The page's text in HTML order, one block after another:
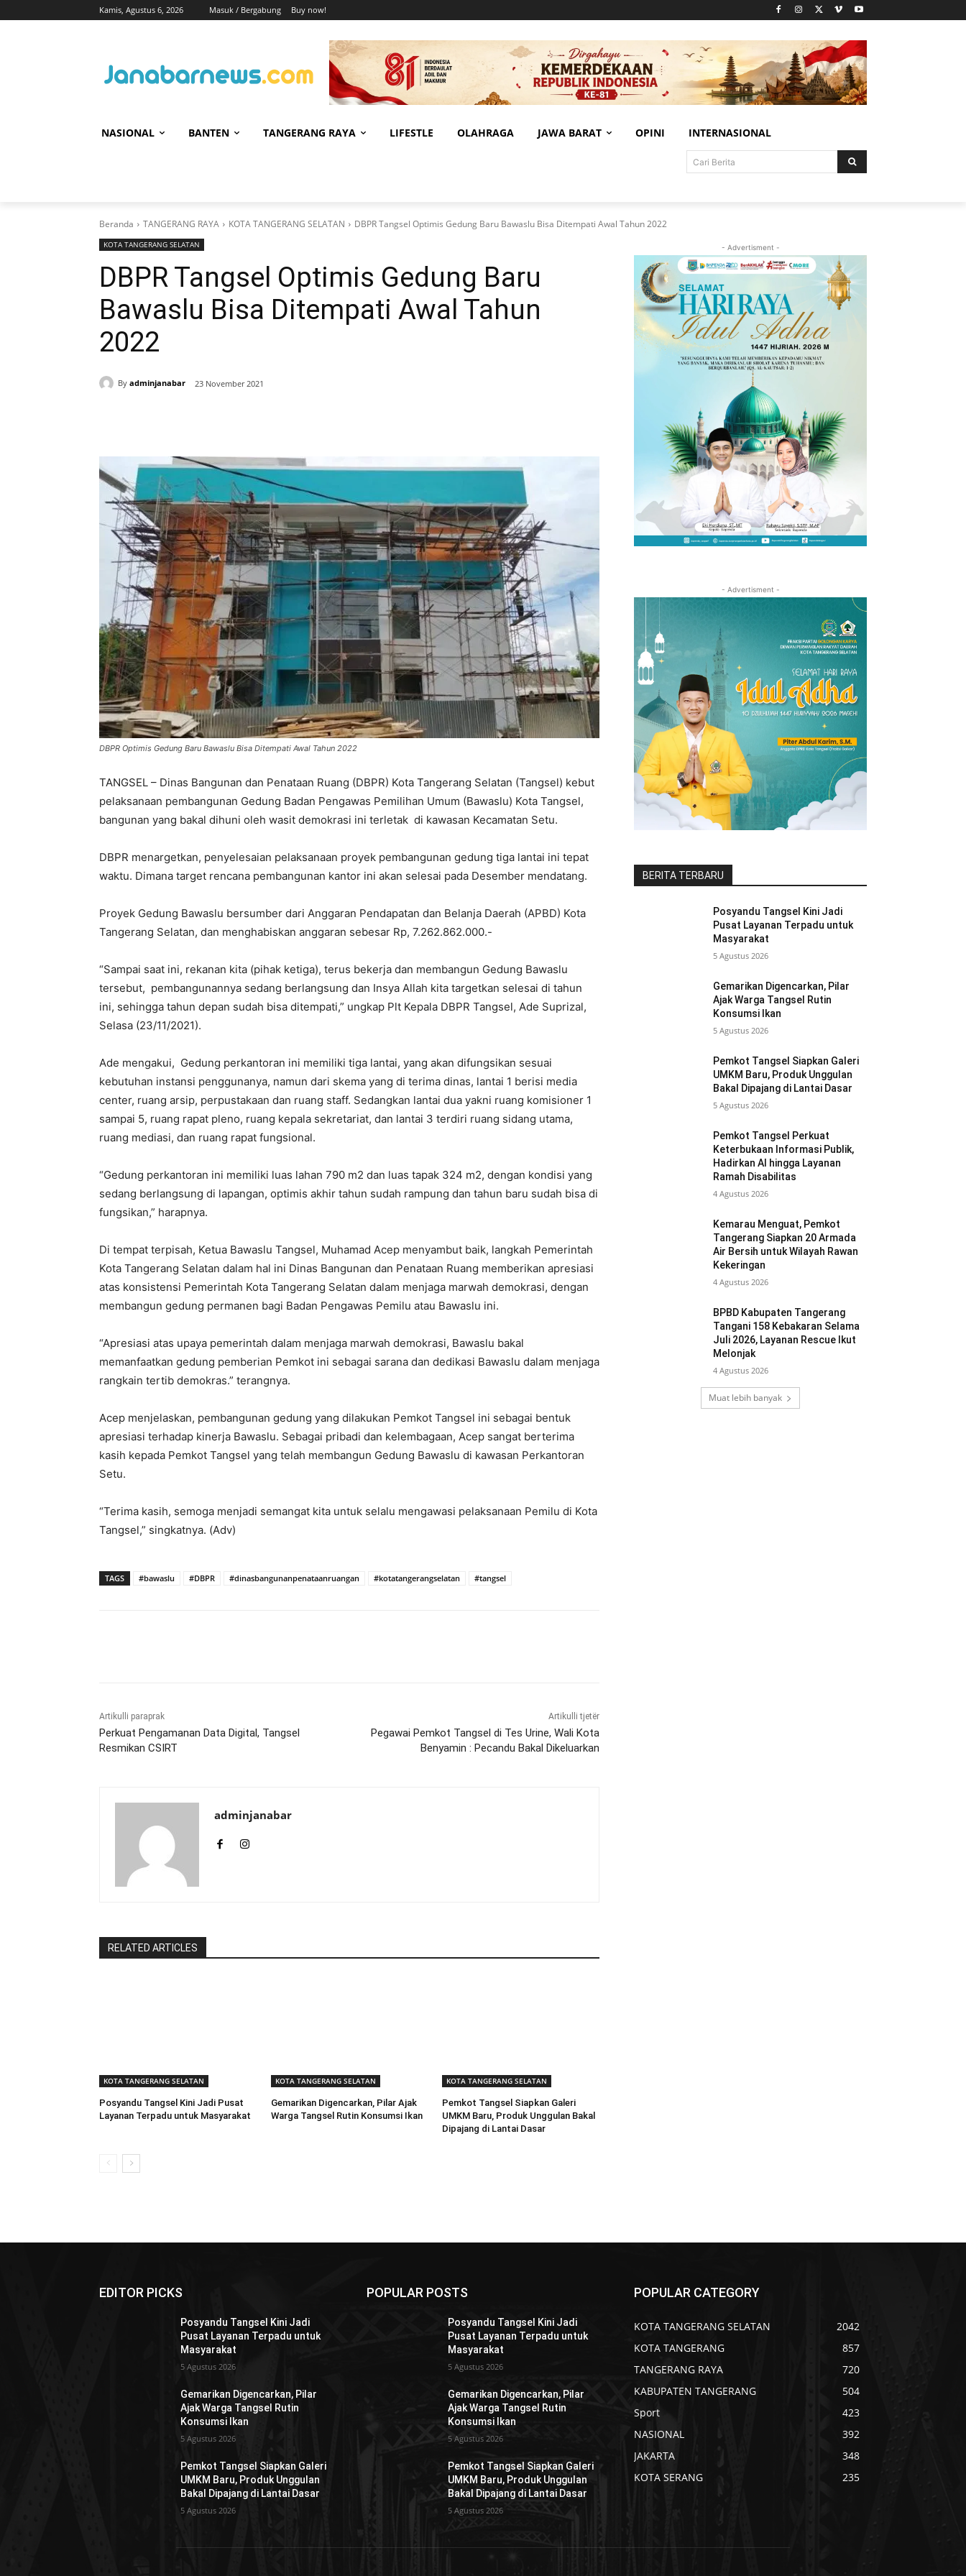
Kamis, Agustus 6, 2026 Masuk / Bergabung Buy now!
NASIONAL BANTEN TANGERANG RAYA LIFESTLE OLAHRAGA JAWA BARAT OPINI INTERNASIONAL
Cari Berita
Beranda TANGERANG RAYA KOTA TANGERANG SELATAN DBPR Tangsel Optimis Gedung Baru Bawaslu Bisa Ditempati Awal Tahun 2022
KOTA TANGERANG SELATAN
DBPR Tangsel Optimis Gedung Baru
Bawaslu Bisa Ditempati Awal Tahun
2022
By adminjanabar 23 November 2021
DBPR Optimis Gedung Baru Bawaslu Bisa Ditempati Awal Tahun 2022
TANGSEL – Dinas Bangunan dan Penataan Ruang (DBPR) Kota Tangerang Selatan (Tangsel) kebut
pelaksanaan pembangunan Gedung Badan Pengawas Pemilihan Umum (Bawaslu) Kota Tangsel,
bangunan yang bakal dihuni oleh wasit demokrasi ini terletak di kawasan Kecamatan Setu.
DBPR menargetkan, penyelesaian pelaksanaan proyek pembangunan gedung tiga lantai ini tepat
waktu. Dimana target rencana pembangunan kantor ini akan selesai pada Desember mendatang.
Proyek Gedung Bawaslu bersumber dari Anggaran Pendapatan dan Belanja Daerah (APBD) Kota
Tangerang Selatan, dan menghabiskan anggaran sebesar Rp, 7.262.862.000.-
“Sampai saat ini, rekanan kita (pihak ketiga), terus bekerja dan membangun Gedung Bawaslu
tersebut, pembangunannya sedang berlangsung dan Insya Allah kita targetkan selesai di tahun
ini, sehingga tahun depan sudah bisa ditempati,” ungkap Plt Kepala DBPR Tangsel, Ade Suprizal,
Selasa (23/11/2021).
Ade mengakui, Gedung perkantoran ini memiliki tiga lantai, yang akan difungsikan sesuai
kebutuhan instansi penggunanya, namun dari skema yang di terima dinas, lantai 1 berisi media
center, ruang arsip, perpustakaan dan ruang staff. Sedangkan lantai dua yakni ruang komisioner 1
sampai 5, ruang rapat pleno, ruang kepala sekretariat, dan lantai 3 terdiri ruang sidang utama,
ruang mediasi, dan ruang rapat fungsional.
“Gedung perkantoran ini memiliki luas lahan 790 m2 dan luas tapak 324 m2, dengan kondisi yang
sedang berlangsung di lapangan, optimis akhir tahun sudah rampung dan tahun baru sudah bisa di
fungsikan,” harapnya.
Di tempat terpisah, Ketua Bawaslu Tangsel, Muhamad Acep menyambut baik, langkah Pemerintah
Kota Tangerang Selatan dalam hal ini Dinas Bangunan dan Penataan Ruang memberikan apresiasi
atas konsistensi Pemerintah Kota Tangerang Selatan dalam menjaga marwah demokrasi, dengan
membangun gedung permanen bagi Badan Pengawas Pemilu atau Bawaslu ini.
“Apresiasi atas upaya pemerintah dalam menjaga marwah demokrasi, Bawaslu bakal
memanfaatkan gedung pemberian Pemkot ini sebagai sarana dan dedikasi Bawaslu dalam menjaga
rangkain tertib demokras.” terangnya.
Acep menjelaskan, pembangunan gedung yang dilakukan Pemkot Tangsel ini sebagai bentuk
apresiasi terhadap kinerja Bawaslu. Sebagai pribadi dan kelembagaan, Acep sangat berterima
kasih kepada Pemkot Tangsel yang telah membangun Gedung Bawaslu di kawasan Perkantoran
Setu.
“Terima kasih, semoga menjadi semangat kita untuk selalu mengawasi pelaksanaan Pemilu di Kota
Tangsel,” singkatnya. (Adv)
TAGS #bawaslu #DBPR #dinasbangunanpenataanruangan #kotatangerangselatan #tangsel
Artikulli paraprak
Perkuat Pengamanan Data Digital, Tangsel
Resmikan CSIRT
Artikulli tjetër
Pegawai Pemkot Tangsel di Tes Urine, Wali Kota
Benyamin : Pecandu Bakal Dikeluarkan
adminjanabar
RELATED ARTICLES
KOTA TANGERANG SELATAN
Posyandu Tangsel Kini Jadi Pusat
Layanan Terpadu untuk Masyarakat
KOTA TANGERANG SELATAN
Gemarikan Digencarkan, Pilar Ajak
Warga Tangsel Rutin Konsumsi Ikan
KOTA TANGERANG SELATAN
Pemkot Tangsel Siapkan Galeri
UMKM Baru, Produk Unggulan Bakal
Dipajang di Lantai Dasar
- Advertisment -
- Advertisment -
BERITA TERBARU
Posyandu Tangsel Kini Jadi
Pusat Layanan Terpadu untuk
Masyarakat
5 Agustus 2026
Gemarikan Digencarkan, Pilar
Ajak Warga Tangsel Rutin
Konsumsi Ikan
5 Agustus 2026
Pemkot Tangsel Siapkan Galeri
UMKM Baru, Produk Unggulan
Bakal Dipajang di Lantai Dasar
5 Agustus 2026
Pemkot Tangsel Perkuat
Keterbukaan Informasi Publik,
Hadirkan AI hingga Layanan
Ramah Disabilitas
4 Agustus 2026
Kemarau Menguat, Pemkot
Tangerang Siapkan 20 Armada
Air Bersih untuk Wilayah Rawan
Kekeringan
4 Agustus 2026
BPBD Kabupaten Tangerang
Tangani 158 Kebakaran Selama
Juli 2026, Layanan Rescue Ikut
Melonjak
4 Agustus 2026
Muat lebih banyak
EDITOR PICKS
Posyandu Tangsel Kini Jadi
Pusat Layanan Terpadu untuk
Masyarakat
5 Agustus 2026
Gemarikan Digencarkan, Pilar
Ajak Warga Tangsel Rutin
Konsumsi Ikan
5 Agustus 2026
Pemkot Tangsel Siapkan Galeri
UMKM Baru, Produk Unggulan
Bakal Dipajang di Lantai Dasar
5 Agustus 2026
POPULAR POSTS
Posyandu Tangsel Kini Jadi
Pusat Layanan Terpadu untuk
Masyarakat
5 Agustus 2026
Gemarikan Digencarkan, Pilar
Ajak Warga Tangsel Rutin
Konsumsi Ikan
5 Agustus 2026
Pemkot Tangsel Siapkan Galeri
UMKM Baru, Produk Unggulan
Bakal Dipajang di Lantai Dasar
5 Agustus 2026
POPULAR CATEGORY
KOTA TANGERANG SELATAN
2042
KOTA TANGERANG
857
TANGERANG RAYA
720
KABUPATEN TANGERANG
504
Sport
423
NASIONAL
392
JAKARTA
348
KOTA SERANG
235